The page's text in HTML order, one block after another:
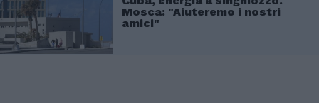
Mosca: "Aiuteremo i nostri
amici"